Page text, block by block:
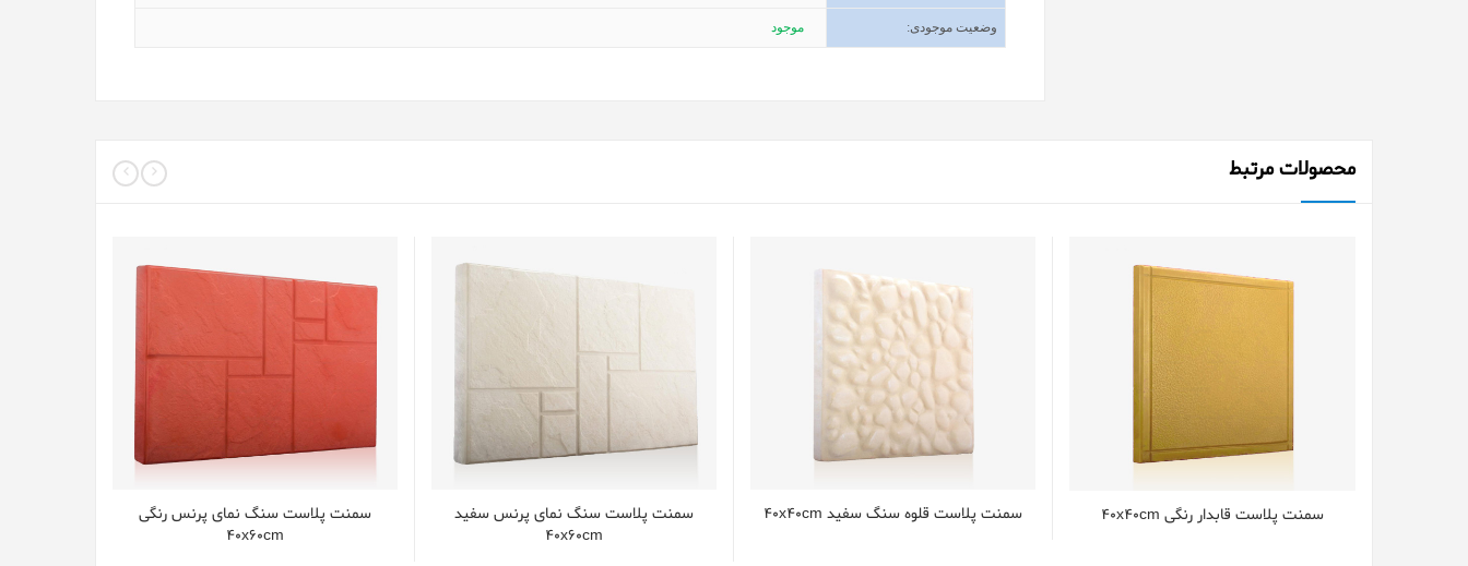
وضعیت موجودی: موجود
محصولات مرتبط
سمنت پلاست قابدار رنگی 40x40cm سمنت پلاست قلوه سنگ سفید 40x40cm
سمنت پلاست سنگ نمای پرنس سفید
40x60cm
سمنت پلاست سنگ نمای پرنس رنگی
40x60cm